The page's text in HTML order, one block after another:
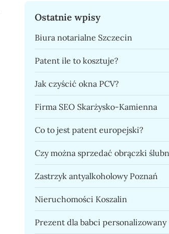
Ostatnie wpisy
Biura notarialne Szczecin
Patent ile to kosztuje?
Jak czyścić okna PCV?
Firma SEO Skarżysko-Kamienna
Co to jest patent europejski?
Czy można sprzedać obrączki
Zastrzyk antyalkoholowy Poznań
Nieruchomości Koszalin
Prezent dla babci personalizowany